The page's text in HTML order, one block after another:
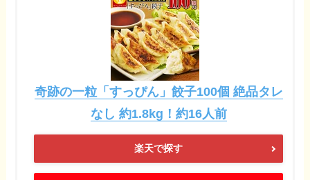
奇跡の一粒「すっぴん」餃子100個 絶品タレ
なし 約1.8kg！約16人前
楽天で探す